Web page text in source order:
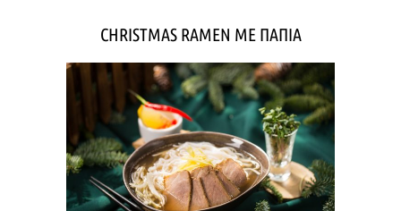
CHRISTMAS RAMEN ΜΕ ΠΑΠΙΑ